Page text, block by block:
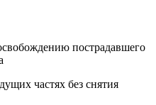
пострадавшего
частях без снятия